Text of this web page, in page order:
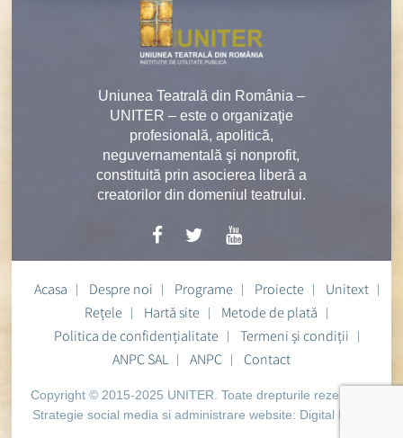
Uniunea Teatrală din România –
UNITER – este o organizaţie
profesională, apolitică,
neguvernamentală şi nonprofit,
constituită prin asocierea liberă a
creatorilor din domeniul teatrului.
Acasa Despre noi Programe Proiecte
Unitext
Rețele
Hartă site
Metode de plată
Politica de confidențialitate
Termeni și condiții
ANPC SAL
ANPC Contact
Copyright © 2015-2025 UNITER. Toate drepturile rezervate.
Strategie social media si administrare website: Digital Heart